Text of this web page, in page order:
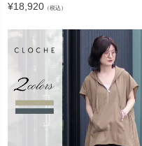
¥18,920 （税込）